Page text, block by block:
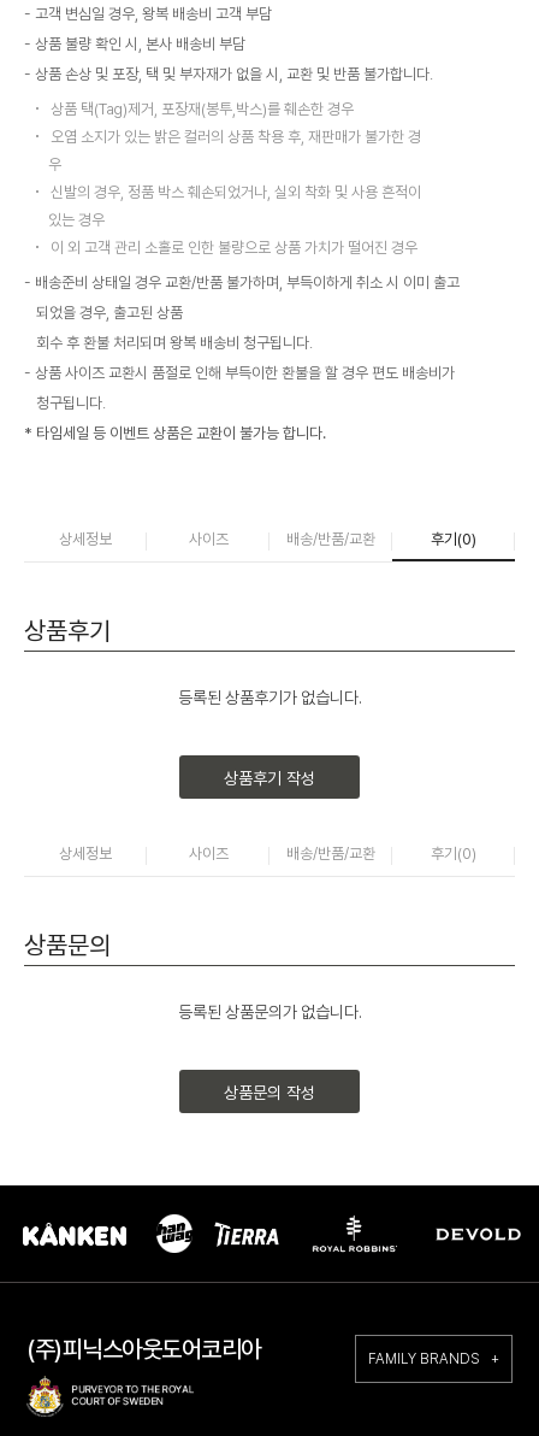
고객 변심일 경우, 왕복 배송비 고객 부담
상품 불량 확인 시, 본사 배송비 부담
상품 손상 및 포장, 택 및 부자재가 없을 시, 교환 및 반품 불가합니다.
상품 택(Tag)제거, 포장재(봉투,박스)를 훼손한 경우
오염 소지가 있는 밝은 컬러의 상품 착용 후, 재판매가 불가한 경
우
신발의 경우, 정품 박스 훼손되었거나, 실외 착화 및 사용 흔적이
있는 경우
이 외 고객 관리 소홀로 인한 불량으로 상품 가치가 떨어진 경우
배송준비 상태일 경우 교환/반품 불가하며, 부득이하게 취소 시 이미 출고
되었을 경우, 출고된 상품
회수 후 환불 처리되며 왕복 배송비 청구됩니다.
상품 사이즈 교환시 품절로 인해 부득이한 환불을 할 경우 편도 배송비가
청구됩니다.
* 타임세일 등 이벤트 상품은 교환이 불가능 합니다.
상세정보 사이즈 배송/반품/교환 후기(0)
상품후기
등록된 상품후기가 없습니다.
상품후기 작성
상세정보 사이즈 배송/반품/교환 후기(0)
상품문의
등록된 상품문의가 없습니다.
상품문의 작성
(주)피닉스아웃도어코리아 FAMILY BRANDS +